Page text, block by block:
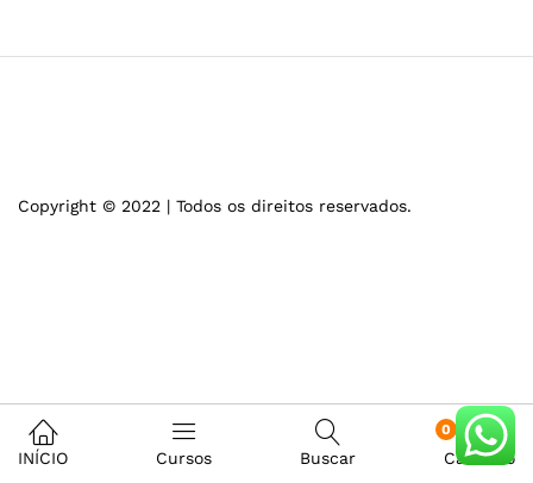
Copyright © 2022 | Todos os direitos reservados.
INÍCIO Cursos Buscar
0
Carrinho